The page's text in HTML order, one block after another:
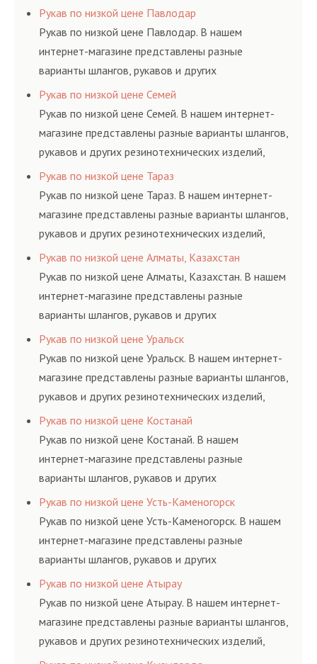
резинотехнических изделий, соответствующих
ГОСТам, техническим условиям и нормативам.
Рукав по низкой цене Павлодар
Рукав по низкой цене Павлодар. В нашем
интернет-магазине представлены разные
варианты шлангов, рукавов и других
резинотехнических изделий, соответствующих
ГОСТам, техническим условиям и нормативам.
Рукав по низкой цене Семей
Рукав по низкой цене Семей. В нашем интернет-
магазине представлены разные варианты шлангов,
рукавов и других резинотехнических изделий,
соответствующих ГОСТам, техническим условиям
и нормативам.
Рукав по низкой цене Тараз
Рукав по низкой цене Тараз. В нашем интернет-
магазине представлены разные варианты шлангов,
рукавов и других резинотехнических изделий,
соответствующих ГОСТам, техническим условиям
и нормативам.
Рукав по низкой цене Алматы, Казахстан
Рукав по низкой цене Алматы, Казахстан. В нашем
интернет-магазине представлены разные
варианты шлангов, рукавов и других
резинотехнических изделий, соответствующих
ГОСТам, техническим условиям и нормативам.
Рукав по низкой цене Уральск
Рукав по низкой цене Уральск. В нашем интернет-
магазине представлены разные варианты шлангов,
рукавов и других резинотехнических изделий,
соответствующих ГОСТам, техническим условиям
и нормативам.
Рукав по низкой цене Костанай
Рукав по низкой цене Костанай. В нашем
интернет-магазине представлены разные
варианты шлангов, рукавов и других
резинотехнических изделий, соответствующих
ГОСТам, техническим условиям и нормативам.
Рукав по низкой цене Усть-Каменогорск
Рукав по низкой цене Усть-Каменогорск. В нашем
интернет-магазине представлены разные
варианты шлангов, рукавов и других
резинотехнических изделий, соответствующих
ГОСТам, техническим условиям и нормативам.
Рукав по низкой цене Атырау
Рукав по низкой цене Атырау. В нашем интернет-
магазине представлены разные варианты шлангов,
рукавов и других резинотехнических изделий,
соответствующих ГОСТам, техническим условиям